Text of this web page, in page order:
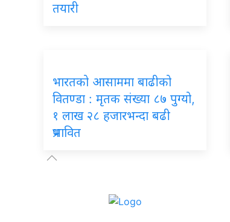
तयारी
भारतको आसाममा बाढीको
वितण्डा : मृतक संख्या ८७ पुग्यो,
१ लाख २८ हजारभन्दा बढी
प्रभावित